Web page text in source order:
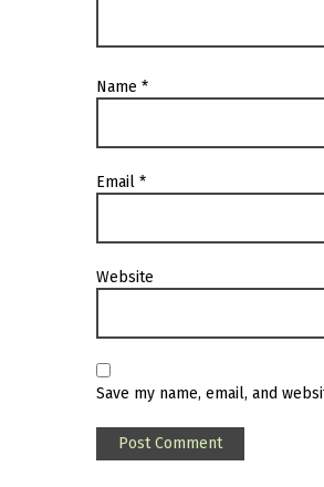
Name *
Email *
Website
Save my name, email, and